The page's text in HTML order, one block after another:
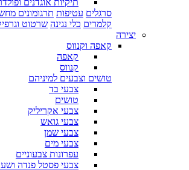
תיקיות אוגדנים
סרגלים עטיפות תרגומונים
קלמרים כלי נגינה שרטוט
יצירה
קאפה וקנווס
קאפה
קנווס
טושים וצבעים למיניהם
צבעי בד
טושים
צבעי אקריליק
צבעי גואש
צבעי שמן
צבעי מים
עפרונות צבעוניים
צבעי פסטל פנדה